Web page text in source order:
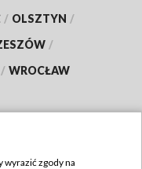
/ OLSZTYN /
/
/ WROCŁAW
wyrazić zgody na